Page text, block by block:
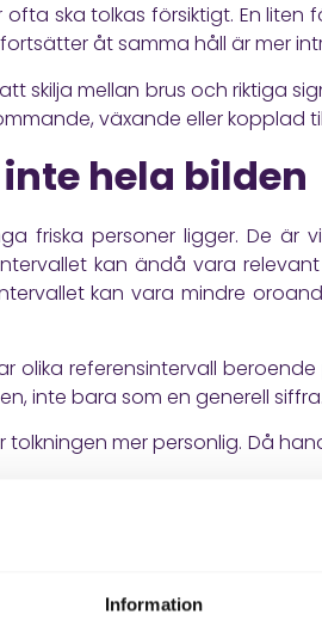
Information
ska tolkas försiktigt. En
åt samma håll är mer
skilja mellan brus och riktiga
växande eller kopplad
hela bilden
friska personer ligger. De
kan ändå vara
kan vara mindre
olika referensintervall
inte bara som en generell siffra.
mer personlig. Då
vara
inom referensintervallet. Ofta
som avvikande.